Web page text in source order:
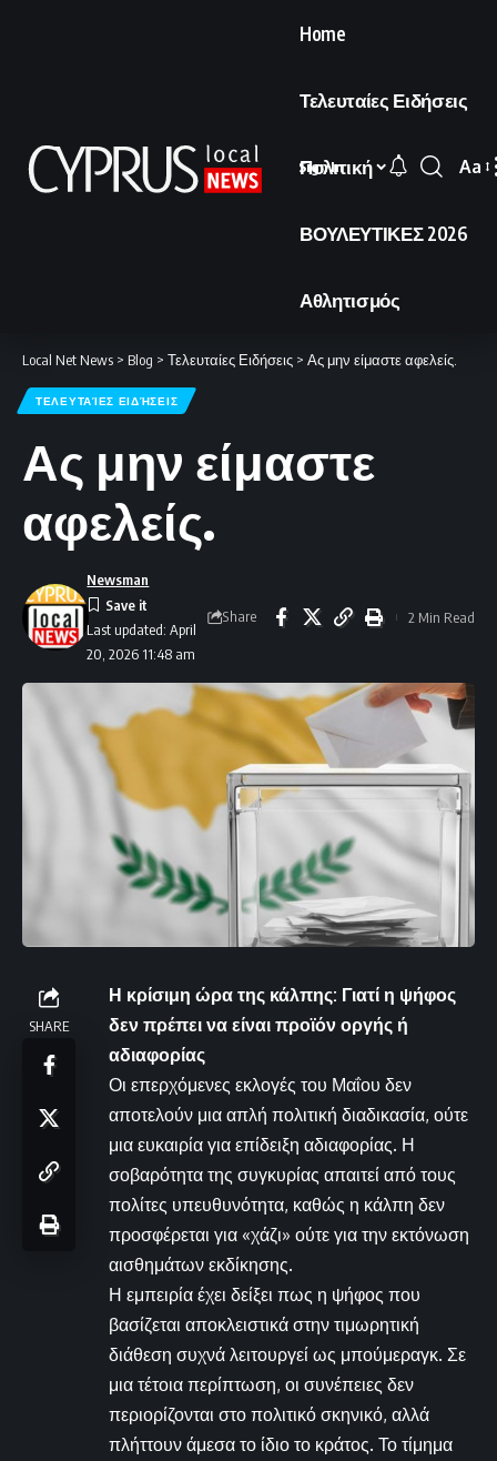
Home
Τελευταίες Ειδήσεις
Πολιτική
ΒΟΥΛΕΥΤΙΚΕΣ 2026
Αθλητισμός
Sign In
Font
Aa
Local Net News > Blog > Τελευταίες Ειδήσεις > Ας μην είμαστε αφελείς.
ΤΕΛΕΥΤΑΊΕΣ ΕΙΔΉΣΕΙΣ
Ας μην είμαστε
αφελείς.
Last updated: April
20, 2026 11:48 am
Newsman
Share 2 Min Read
SHARE
Η κρίσιμη ώρα της κάλπης: Γιατί η ψήφος
δεν πρέπει να είναι προϊόν οργής ή
αδιαφορίας
Οι επερχόμενες εκλογές του Μαΐου δεν
αποτελούν μια απλή πολιτική διαδικασία, ούτε
μια ευκαιρία για επίδειξη αδιαφορίας. Η
σοβαρότητα της συγκυρίας απαιτεί από τους
πολίτες υπευθυνότητα, καθώς η κάλπη δεν
προσφέρεται για «χάζι» ούτε για την εκτόνωση
αισθημάτων εκδίκησης.
Η εμπειρία έχει δείξει πως η ψήφος που
βασίζεται αποκλειστικά στην τιμωρητική
διάθεση συχνά λειτουργεί ως μπούμεραγκ. Σε
μια τέτοια περίπτωση, οι συνέπειες δεν
περιορίζονται στο πολιτικό σκηνικό, αλλά
πλήττουν άμεσα το ίδιο το κράτος. Το τίμημα